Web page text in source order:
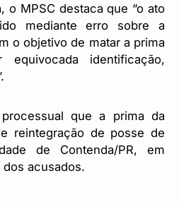
o MPSC destaca que “o ato
mediante erro sobre a
o objetivo de matar a prima
identificação,
que a prima da
reintegração de posse de
de Contenda/PR, em
acusados.